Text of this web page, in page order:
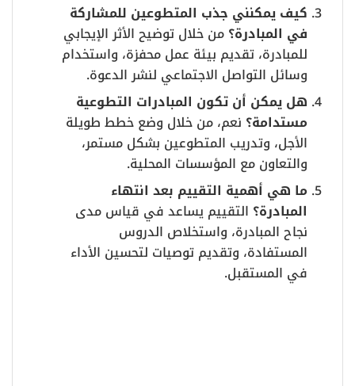
كيف يمكنني جذب المتطوعين للمشاركة
في المبادرة؟من خلال توضيح الأثر الإيجابي
للمبادرة، تقديم بيئة عمل محفزة، واستخدام
وسائل التواصل الاجتماعي لنشر الدعوة.
هل يمكن أن تكون المبادرات التطوعية
مستدامة؟ نعم، من خلال وضع خطط طويلة
الأجل، وتدريب المتطوعين بشكل مستمر،
والتعاون مع المؤسسات المحلية.
ما هي أهمية التقييم بعد انتهاء
المبادرة؟ التقييم يساعد في قياس مدى
نجاح المبادرة، واستخلاص الدروس
المستفادة، وتقديم توصيات لتحسين الأداء
في المستقبل.